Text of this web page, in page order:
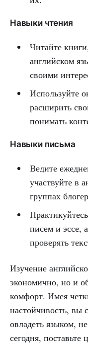
Навыки чтения
Читайте
английском
своими
Используйте
расширить
понимать
Навыки письма
Ведите
участвуйте в
группах
писем и эссе,
проверять
Изучение
экономично, но и
комфорт. Имея
настойчивость, вы
овладеть языком,
сегодня,